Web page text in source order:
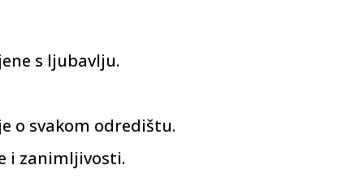
s ljubavlju.
o svakom odredištu.
i zanimljivosti.